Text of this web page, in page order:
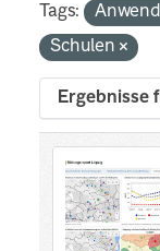
Tags:
Schulen
Ergebnisse